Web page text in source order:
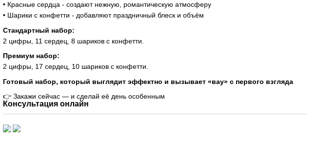
• Красные сердца - создают нежную, романтическую атмосферу
• Шарики с конфетти - добавляют праздничный блеск и объём
Стандартный набор:
2 цифры, 11 сердец, 8 шариков с конфетти.
Премиум набор:
2 цифры, 17 сердец, 10 шариков с конфетти.
Готовый набор, который выглядит эффектно и вызывает «вау» с первого взгляда
👉 Закажи сейчас — и сделай её день особенным
Консультация онлайн